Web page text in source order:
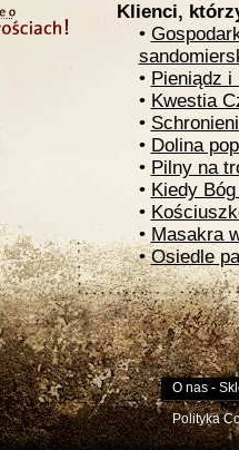
Klienci,
•
• Pieniądz i
• Kwestia
•
• Dolina
• Pilny na
• Kiedy
•
• Masakra
• Osiedle
O nas-
Polityka